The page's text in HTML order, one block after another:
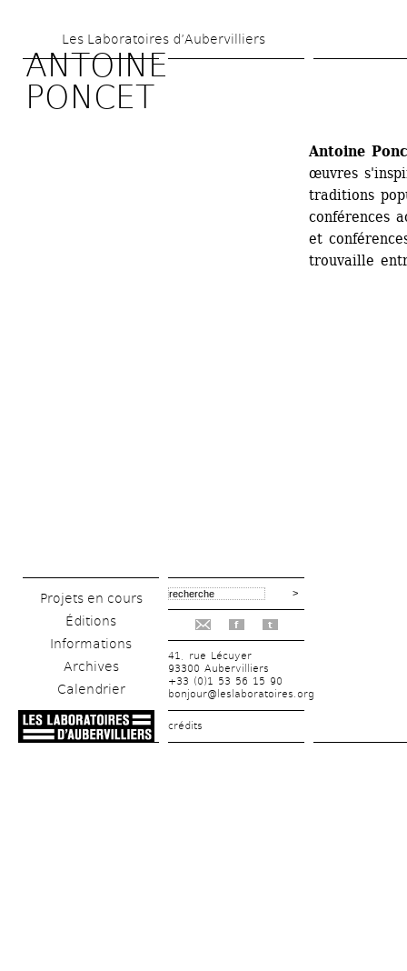
au
contenu
principal
Les Laboratoires d’Aubervilliers
ANTOINE
PONCET
Projets en cours
Éditions
Informations
Archives
Calendrier
f t
41, rue Lécuyer
93300 Aubervilliers
+33 (0)1 53 56 15 90
bonjour@leslaboratoires.org
crédits
Antoine
œuvres
traditions
conférences
et
trouvaille